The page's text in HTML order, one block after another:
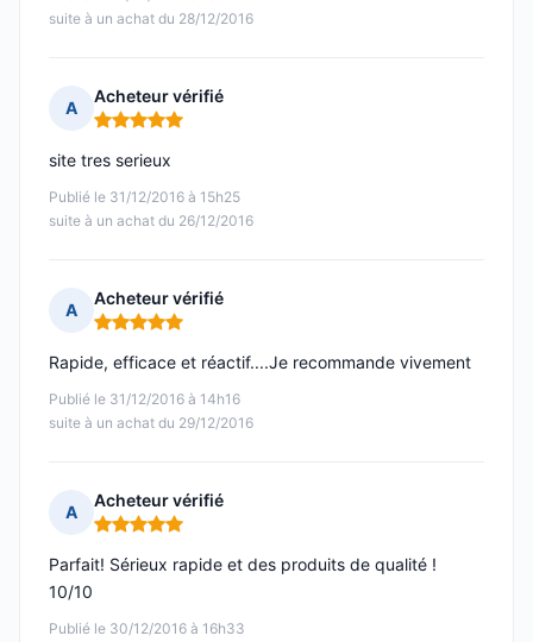
suite à un achat du 28/12/2016
A
Acheteur vérifié
Note : 5 sur 5
Publié le 31/12/2016 à 15h25
suite à un achat du 26/12/2016
site tres serieux
A
Acheteur vérifié
Note : 5 sur 5
Publié le 31/12/2016 à 14h16
suite à un achat du 29/12/2016
Rapide, efficace et réactif....Je recommande vivement
A
Acheteur vérifié
Note : 5 sur 5
Publié le 30/12/2016 à 16h33
Parfait! Sérieux rapide et des produits de qualité !
10/10